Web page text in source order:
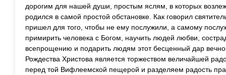
дорогим для нашей души, простым яслям, в которых
родился в самой простой обстановке. Как говорил
пришел для того, чтобы не ему послужили, а самому
примирить человека с Богом, научить людей любви,
всепрощению и подарить людям этот бесценный дар
Рождества Христова является торжеством величайшей
перед той Вифлеемской пещерой и разделяем радость